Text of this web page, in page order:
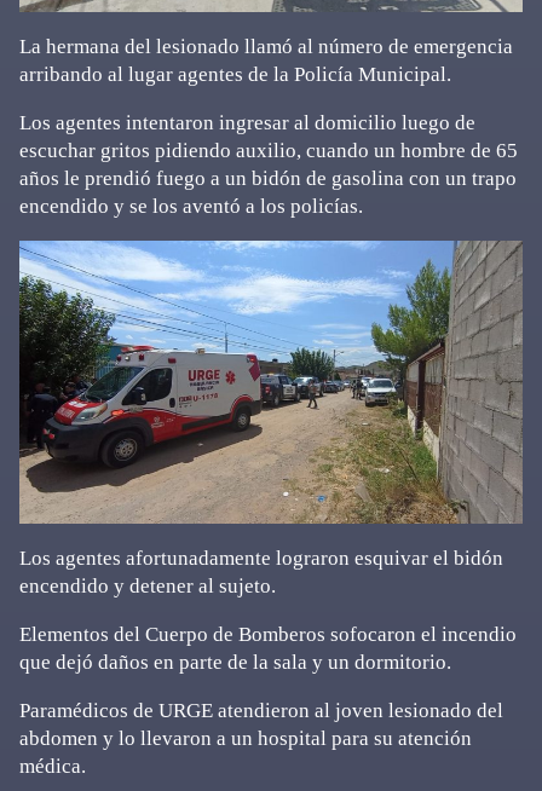
La hermana del lesionado llamó al número de emergencia
arribando al lugar agentes de la Policía Municipal.
Los agentes intentaron ingresar al domicilio luego de
escuchar gritos pidiendo auxilio, cuando un hombre de 65
años le prendió fuego a un bidón de gasolina con un trapo
encendido y se los aventó a los policías.
Los agentes afortunadamente lograron esquivar el bidón
encendido y detener al sujeto.
Elementos del Cuerpo de Bomberos sofocaron el incendio
que dejó daños en parte de la sala y un dormitorio.
Paramédicos de URGE atendieron al joven lesionado del
abdomen y lo llevaron a un hospital para su atención
médica.